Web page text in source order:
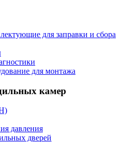
для заправки и сбора
для монтажа
камер
давления
дверей